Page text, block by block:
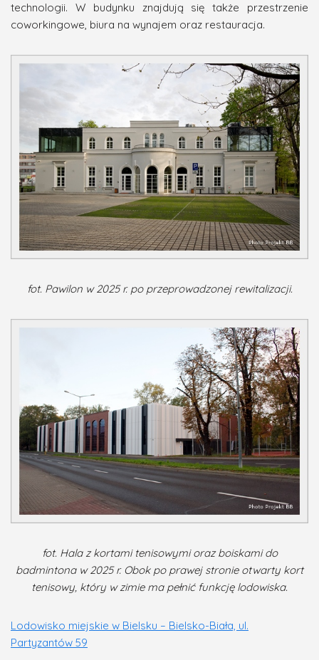
technologii. W budynku znajdują się także przestrzenie
coworkingowe, biura na wynajem oraz restauracja.
fot. Pawilon w 2025 r. po przeprowadzonej rewitalizacji.
fot. Hala z kortami tenisowymi oraz boiskami do
badmintona w 2025 r. Obok po prawej stronie otwarty kort
tenisowy, który w zimie ma pełnić funkcję lodowiska.
Lodowisko miejskie w Bielsku – Bielsko-Biała, ul.
Partyzantów 59